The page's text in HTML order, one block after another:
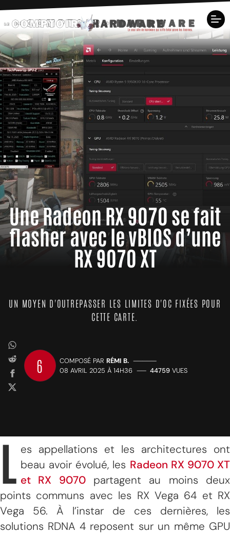
Une Radeon RX 9070 se fait
flasher avec le vBIOS d’une
RX 9070 XT
UN MOYEN D'OUTREPASSER LES LIMITES D'OC FIXÉES POUR
CETTE CARTE.
6 COMPOSÉ PAR RÉMI B. —————
08 AVRIL 2025 À 14H36 —— 44759 VUES
L
es appellations et les architectures ont
beau avoir évolué, les Radeon RX 9070 XT
et RX 9070partagent au moins deux
points communs avec les RX Vega 64 et RX
Vega 56. À l’instar de ces dernières, les
solutions RDNA 4 reposent sur un même GPU